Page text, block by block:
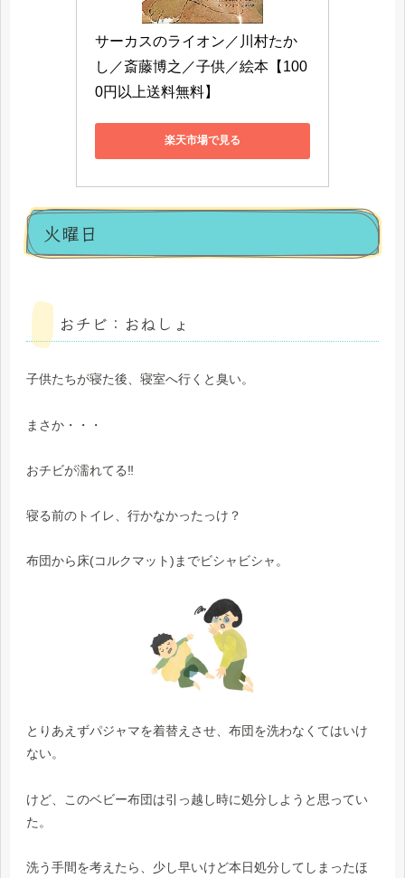
サーカスのライオン／川村たか
し／斎藤博之／子供／絵本【100
0円以上送料無料】
楽天市場で見る
火曜日
おチビ：おねしょ
子供たちが寝た後、寝室へ行くと臭い。
まさか・・・
おチビが濡れてる‼
寝る前のトイレ、行かなかったっけ？
布団から床(コルクマット)までビシャビシャ。
とりあえずパジャマを着替えさせ、布団を洗わなくてはいけ
ない。
けど、このベビー布団は引っ越し時に処分しようと思ってい
た。
洗う手間を考えたら、少し早いけど本日処分してしまったほ